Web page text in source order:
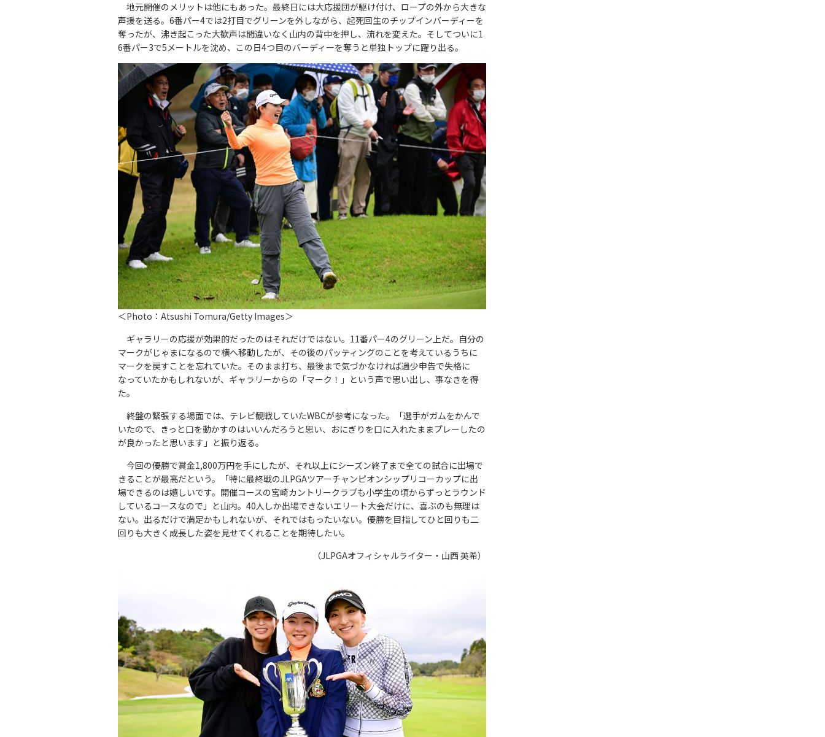
地元開催のメリットは他にもあった。最終日には大応援団が駆け付け、ロープの外から大きな
声援を送る。6番パー4では2打目でグリーンを外しながら、起死回生のチップインバーディーを
奪ったが、沸き起こった大歓声は間違いなく山内の背中を押し、流れを変えた。そしてついに1
6番パー3で5メートルを沈め、この日4つ目のバーディーを奪うと単独トップに躍り出る。
＜Photo：Atsushi Tomura/Getty Images＞
ギャラリーの応援が効果的だったのはそれだけではない。11番パー4のグリーン上だ。自分の
マークがじゃまになるので横へ移動したが、その後のパッティングのことを考えているうちに
マークを戻すことを忘れていた。そのまま打ち、最後まで気づかなければ過少申告で失格に
なっていたかもしれないが、ギャラリーからの「マーク！」という声で思い出し、事なきを得
た。
終盤の緊張する場面では、テレビ観戦していたWBCが参考になった。「選手がガムをかんで
いたので、きっと口を動かすのはいいんだろうと思い、おにぎりを口に入れたままプレーしたの
が良かったと思います」と振り返る。
今回の優勝で賞金1,800万円を手にしたが、それ以上にシーズン終了まで全ての試合に出場で
きることが最高だという。「特に最終戦のJLPGAツアーチャンピオンシップリコーカップに出
場できるのは嬉しいです。開催コースの宮崎カントリークラブも小学生の頃からずっとラウンド
しているコースなので」と山内。40人しか出場できないエリート大会だけに、喜ぶのも無理は
ない。出るだけで満足かもしれないが、それではもったいない。優勝を目指してひと回りも二
回りも大きく成長した姿を見せてくれることを期待したい。
（JLPGAオフィシャルライター・山西 英希）